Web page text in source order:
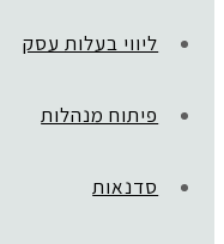
ליווי בעלות עסק
פיתוח מנהלות
סדנאות